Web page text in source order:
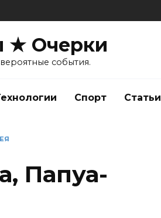
★ Очерки
события.
Спорт Статьи
Папуа-